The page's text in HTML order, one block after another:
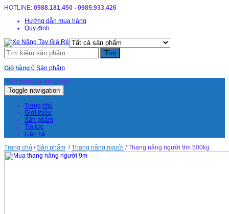
HOTLINE: 0988.181.450 - 0989.933.426
Hướng dẫn mua hàng
Quy định
Giỏ hàng 0 Sản phẩm
Hiện chưa có sản phẩm.
Toggle navigation
Trang chủ
Giới thiệu
Sản phẩm
Tin tức
Liên hệ
Trang chủ /Sản phẩm /Thang nâng người / Thang nâng người 9m 500kg